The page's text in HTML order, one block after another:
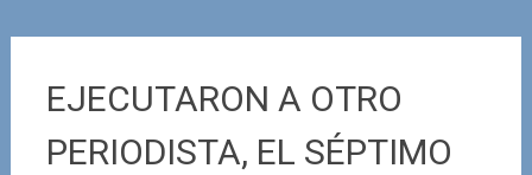
EJECUTARON A OTRO
PERIODISTA, EL SÉPTIMO